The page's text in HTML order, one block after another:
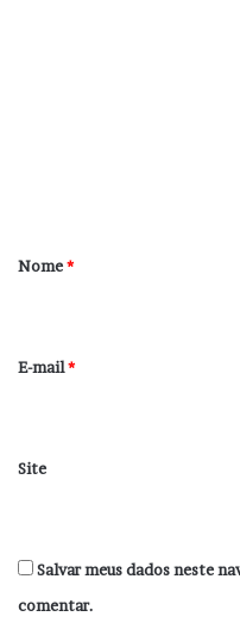
r
*
Nome*
E-mail*
Site
Salvar meus dados neste
comentar.